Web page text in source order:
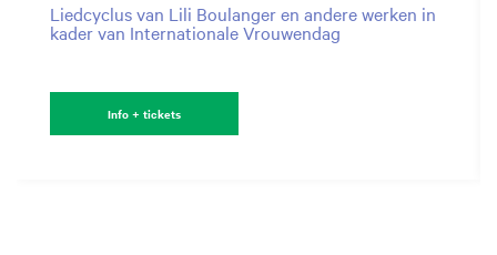
Liedcyclus van Lili Boulanger en andere werken in
kader van Internationale Vrouwendag
Info + tickets